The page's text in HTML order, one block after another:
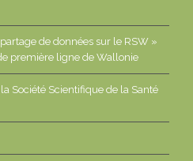
de données sur le RSW »
première ligne de Wallonie
Société Scientifique de la Santé